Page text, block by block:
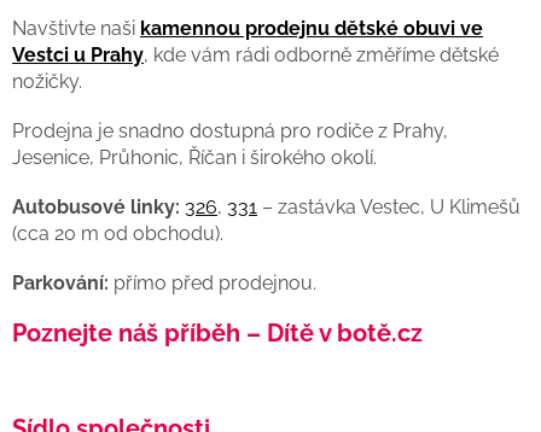
Navštivte naši kamennou prodejnu dětské obuvi ve
Vestci u Prahy, kde vám rádi odborně změříme dětské
nožičky.
Prodejna je snadno dostupná pro rodiče z Prahy,
Jesenice, Průhonic, Říčan i širokého okolí.
Autobusové linky: 326, 331 – zastávka Vestec, U Klimešů
(cca 20 m od obchodu).
Parkování: přímo před prodejnou.
Poznejte náš příběh – Dítě v botě.cz